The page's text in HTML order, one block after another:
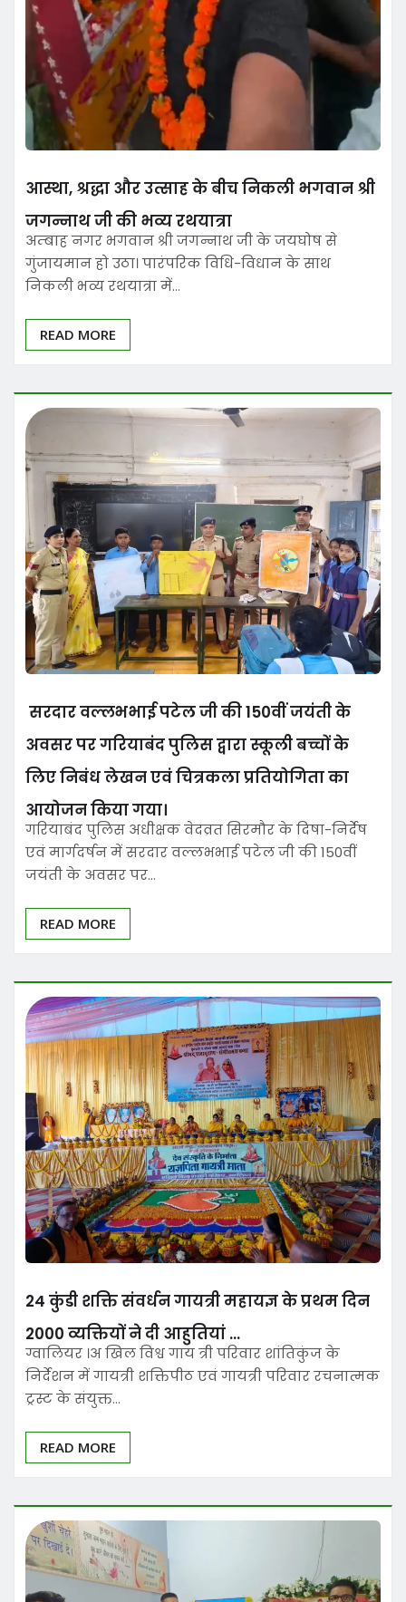
आस्था, श्रद्धा और उत्साह के बीच निकली भगवान श्री
जगन्नाथ जी की भव्य रथयात्रा
अम्बाह नगर भगवान श्री जगन्नाथ जी के जयघोष से
गुंजायमान हो उठा। पारंपरिक विधि-विधान के साथ
निकली भव्य रथयात्रा में…
READ MORE
सरदार वल्लभभाई पटेल जी की 150वीं जयंती के
अवसर पर गरियाबंद पुलिस द्वारा स्कूली बच्चों के
लिए निबंध लेखन एवं चित्रकला प्रतियोगिता का
आयोजन किया गया।
गरियाबंद पुलिस अधीक्षक वेदव्रत सिरमौर के दिषा-निर्देष
एवं मार्गदर्षन में सरदार वल्लभभाई पटेल जी की 150वीं
जयंती के अवसर पर…
READ MORE
24 कुंडी शक्ति संवर्धन गायत्री महायज्ञ के प्रथम दिन
2000 व्यक्तियों ने दी आहुतियां …
ग्वालियर ।अ खिल विश्व गाय त्री परिवार शांतिकुंज के
निर्देशन में गायत्री शक्तिपीठ एवं गायत्री परिवार रचनात्मक
ट्रस्ट के संयुक्त…
READ MORE